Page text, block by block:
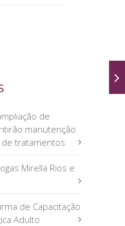
de
manutenção
de tratamentos
Mirella Rios e
de Capacitação
Adulto